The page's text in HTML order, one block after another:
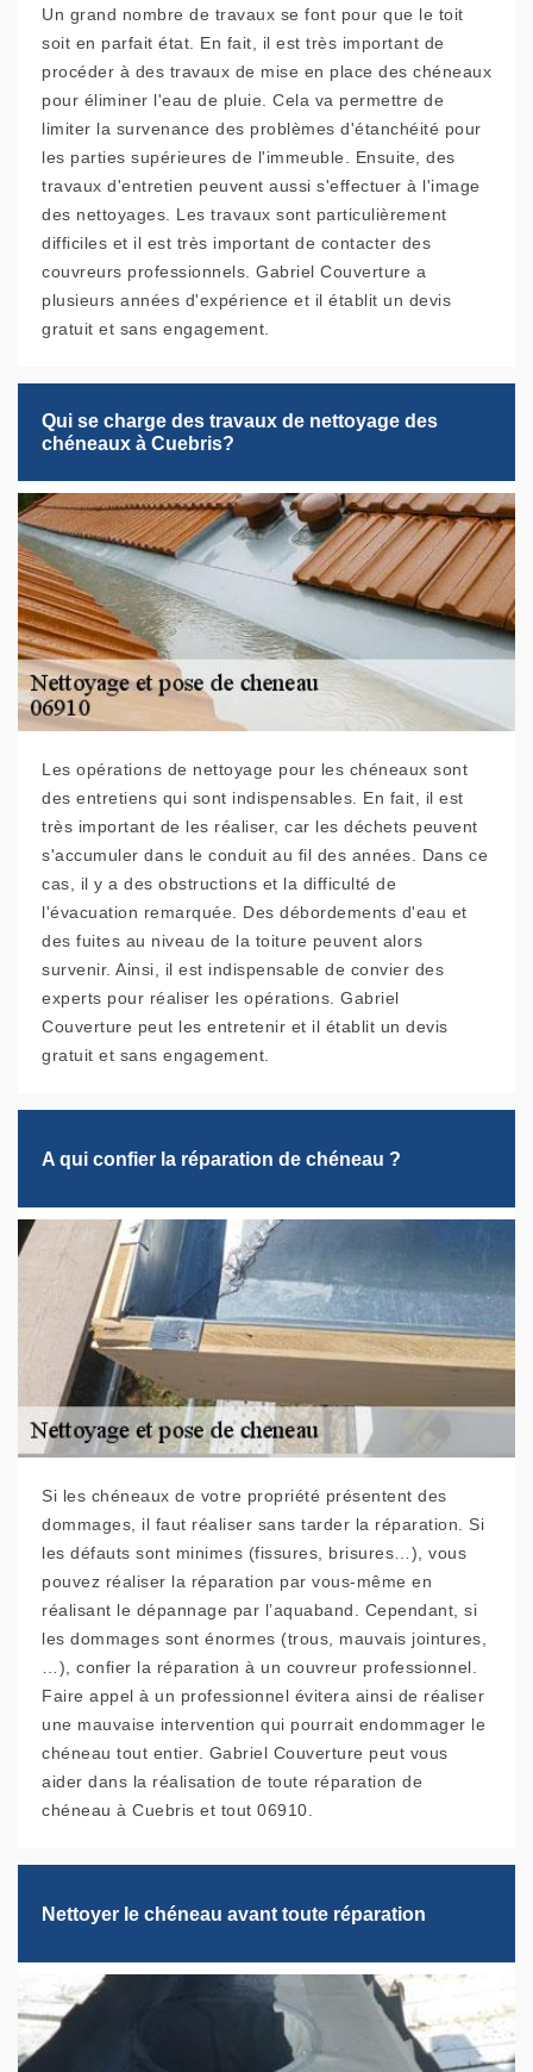
Un grand nombre de travaux se font pour que le toit
soit en parfait état. En fait, il est très important de
procéder à des travaux de mise en place des chéneaux
pour éliminer l'eau de pluie. Cela va permettre de
limiter la survenance des problèmes d'étanchéité pour
les parties supérieures de l'immeuble. Ensuite, des
travaux d'entretien peuvent aussi s'effectuer à l'image
des nettoyages. Les travaux sont particulièrement
difficiles et il est très important de contacter des
couvreurs professionnels. Gabriel Couverture a
plusieurs années d'expérience et il établit un devis
gratuit et sans engagement.
Qui se charge des travaux de nettoyage des
chéneaux à Cuebris?
Les opérations de nettoyage pour les chéneaux sont
des entretiens qui sont indispensables. En fait, il est
très important de les réaliser, car les déchets peuvent
s'accumuler dans le conduit au fil des années. Dans ce
cas, il y a des obstructions et la difficulté de
l'évacuation remarquée. Des débordements d'eau et
des fuites au niveau de la toiture peuvent alors
survenir. Ainsi, il est indispensable de convier des
experts pour réaliser les opérations. Gabriel
Couverture peut les entretenir et il établit un devis
gratuit et sans engagement.
A qui confier la réparation de chéneau ?
Si les chéneaux de votre propriété présentent des
dommages, il faut réaliser sans tarder la réparation. Si
les défauts sont minimes (fissures, brisures…), vous
pouvez réaliser la réparation par vous-même en
réalisant le dépannage par l’aquaband. Cependant, si
les dommages sont énormes (trous, mauvais jointures,
…), confier la réparation à un couvreur professionnel.
Faire appel à un professionnel évitera ainsi de réaliser
une mauvaise intervention qui pourrait endommager le
chéneau tout entier. Gabriel Couverture peut vous
aider dans la réalisation de toute réparation de
chéneau à Cuebris et tout 06910.
Nettoyer le chéneau avant toute réparation